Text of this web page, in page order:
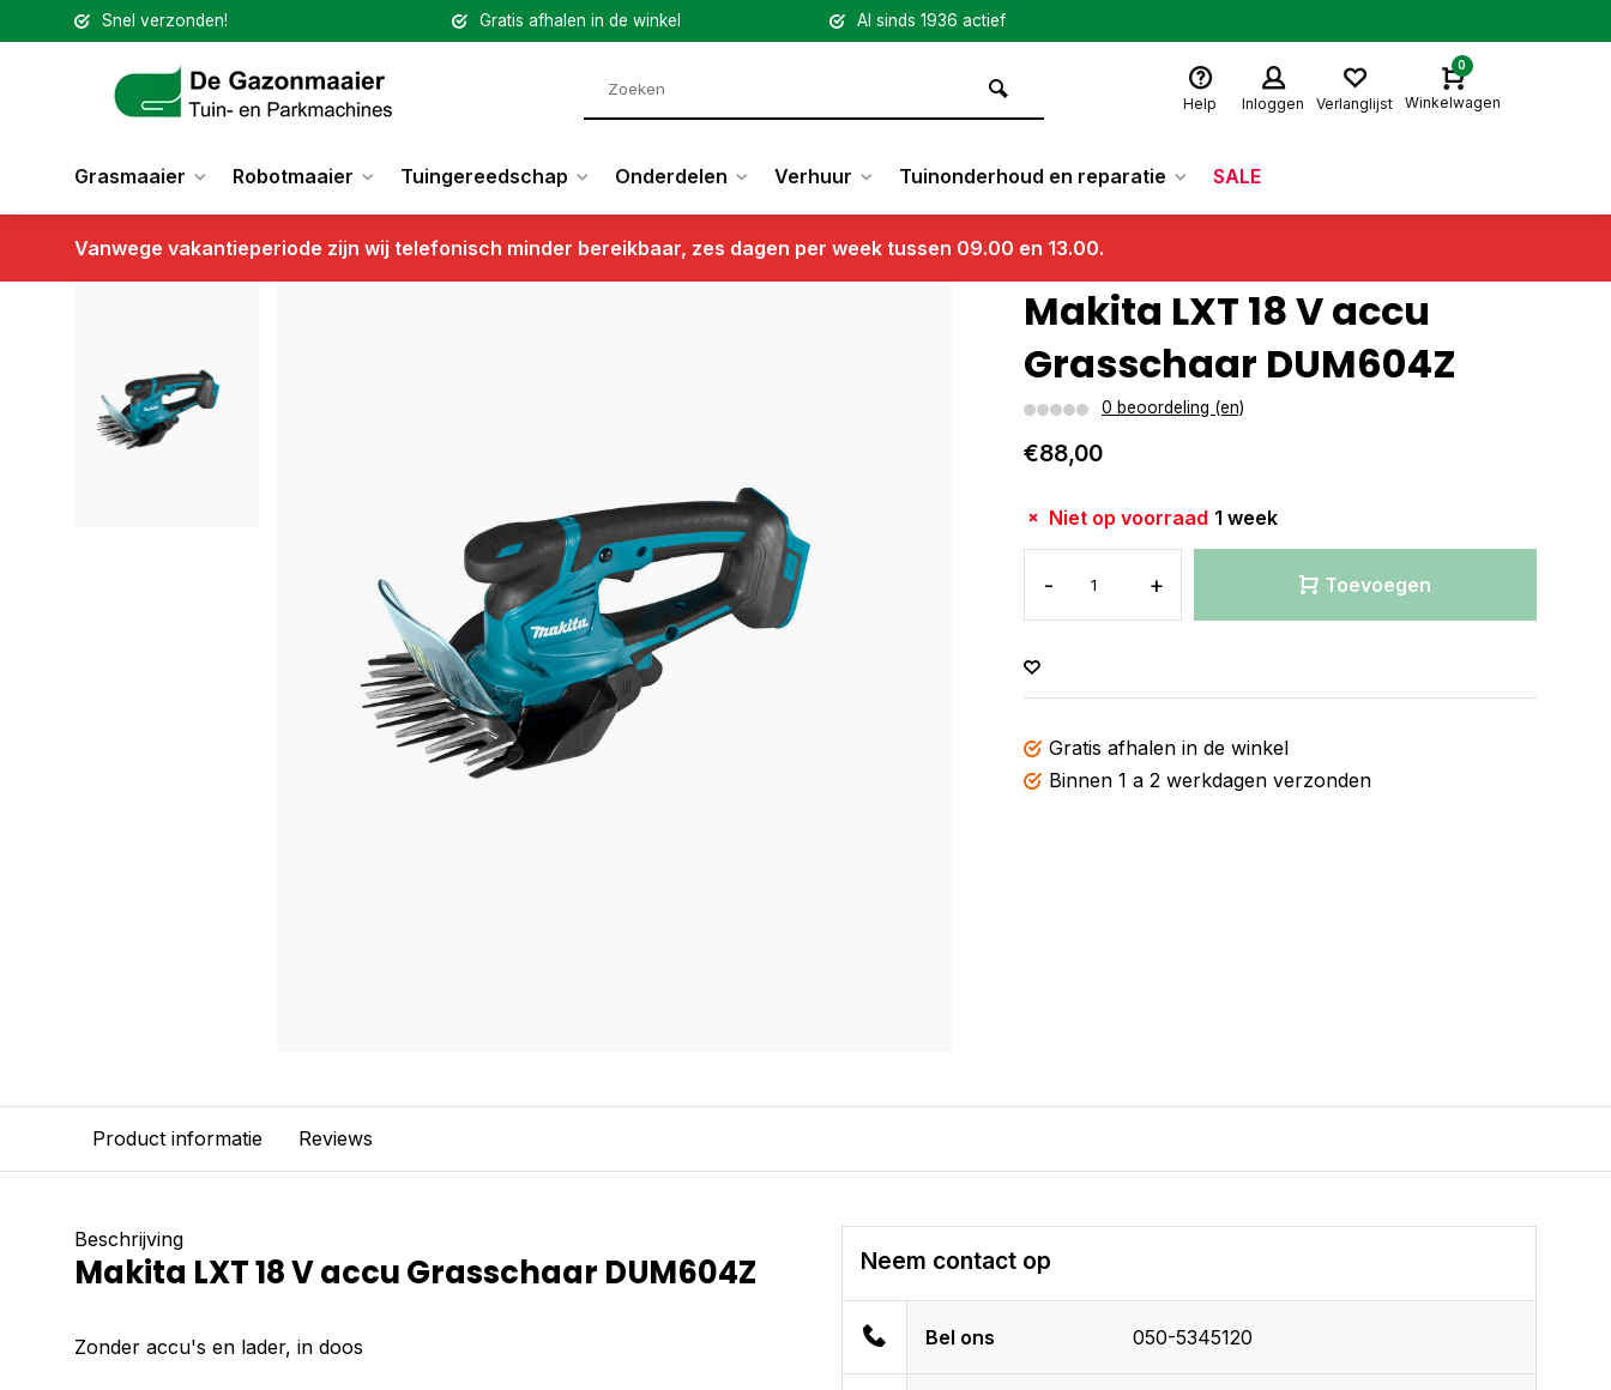
Snel verzonden! Gratis afhalen in de winkel Al sinds 1936 actief
Help Inloggen Verlanglijst
0
Winkelwagen
Grasmaaier Robotmaaier Tuingereedschap Onderdelen Verhuur Tuinonderhoud en reparatie SALE
Vanwege vakantieperiode zijn wij telefonisch minder bereikbaar, zes dagen per week tussen 09.00 en 13.00.
Terug Makita LXT 18 V accu Grasschaar DUM604Z
Makita LXT 18 V accu
Grasschaar DUM604Z
0 beoordeling (en)
€88,00
Niet op voorraad 1 week
- + Toevoegen
Gratis afhalen in de winkel
Binnen 1 a 2 werkdagen verzonden
Product informatie Reviews
Beschrijving
Makita LXT 18 V accu Grasschaar DUM604Z
Zonder accu's en lader, in doos
Neem contact op
Bel ons 050-5345120